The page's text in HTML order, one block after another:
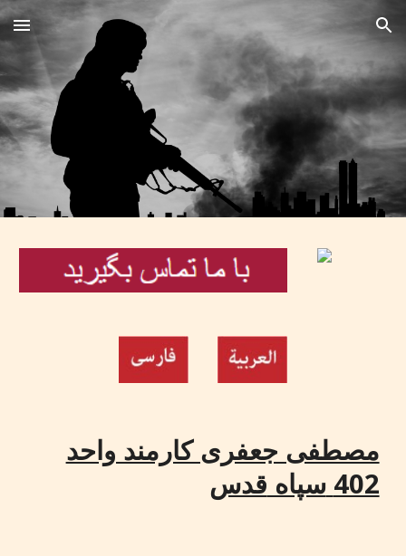
Skip to main content Skip to navigation
مصطفی جعفری کارمند واحد
402 سپاه قدس